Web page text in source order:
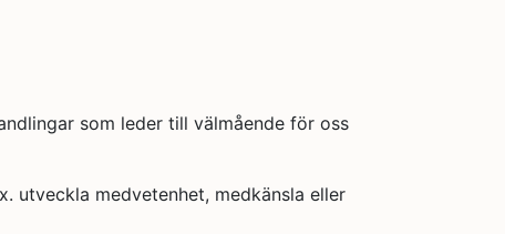
som leder till välmående för oss
utveckla medvetenhet, medkänsla eller